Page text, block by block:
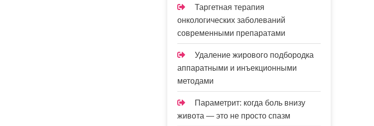
Таргетная терапия
онкологических заболеваний
современными препаратами
Удаление жирового подбородка
аппаратными и инъекционными
методами
Параметрит: когда боль внизу
живота — это не просто спазм